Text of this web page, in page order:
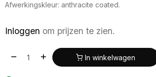
Afwerkingskleur: anthracite coated.
Inloggen om prijzen te zien.
In winkelwagen